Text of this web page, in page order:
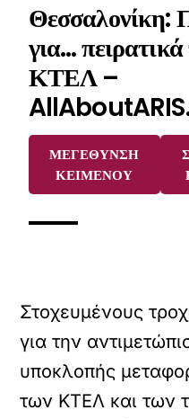
Θεσσαλονίκη:
για… πειρατικά
ΚΤΕΛ –
ΜΕΓΕΘΥΝΣΗ
ΚΕΙΜΕΝΟΥ
Στοχευμένους
για την
υποκλοπής
των ΚΤΕΛ και των